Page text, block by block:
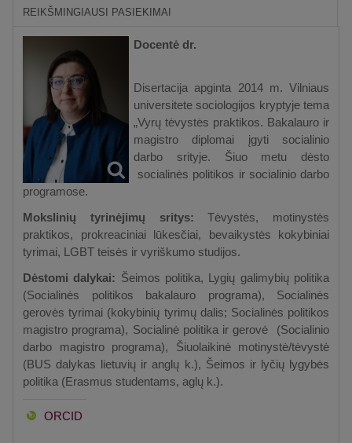
REIKŠMINGIAUSI PASIEKIMAI
Docentė dr.
Disertacija apginta 2014 m. Vilniaus
universitete sociologijos kryptyje tema
„Vyrų tėvystės praktikos. Bakalauro ir
magistro diplomai įgyti socialinio
darbo srityje. Šiuo metu dėsto
socialinės politikos ir socialinio darbo
programose.
Mokslinių tyrinėjimų sritys: Tėvystės, motinystės
praktikos, prokreaciniai lūkesčiai, bevaikystės kokybiniai
tyrimai, LGBT teisės ir vyriškumo studijos.
Dėstomi dalykai: Šeimos politika, Lygių galimybių politika
(Socialinės politikos bakalauro programa), Socialinės
gerovės tyrimai (kokybinių tyrimų dalis; Socialinės politikos
magistro programa), Socialinė politika ir gerovė (Socialinio
darbo magistro programa), Šiuolaikinė motinystė/tėvystė
(BUS dalykas lietuvių ir anglų k.), Šeimos ir lyčių lygybės
politika (Erasmus studentams, aglų k.).
ORCID